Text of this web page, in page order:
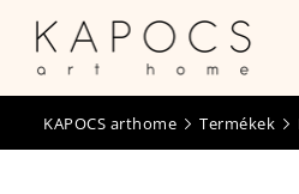
KAPOCS arthome Termékek